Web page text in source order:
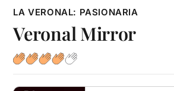
LA VERONAL: PASIONARIA
Veronal Mirror